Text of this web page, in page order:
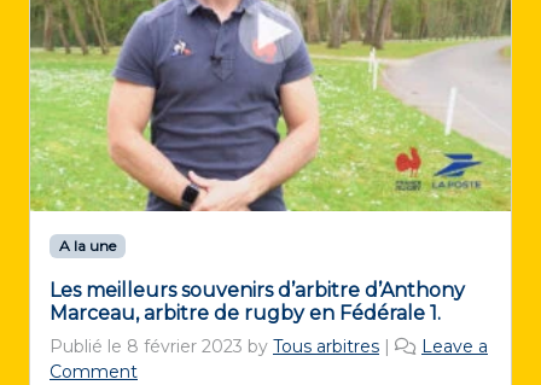
A la une
Les meilleurs souvenirs d’arbitre d’Anthony
Marceau, arbitre de rugby en Fédérale 1.
Publié le 8 février 2023 by Tous arbitres |
Leave a
Comment